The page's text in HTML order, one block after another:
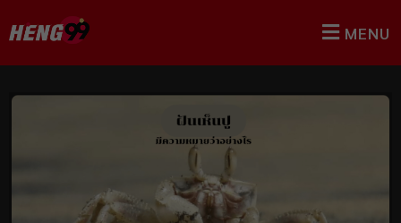
MENU